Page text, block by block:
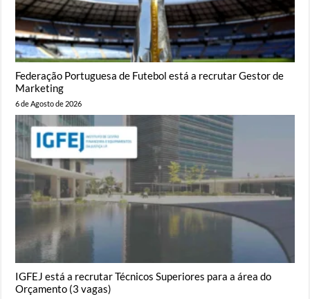
Federação Portuguesa de Futebol está a recrutar Gestor de
Marketing
6 de Agosto de 2026
IGFEJ está a recrutar Técnicos Superiores para a área do
Orçamento (3 vagas)